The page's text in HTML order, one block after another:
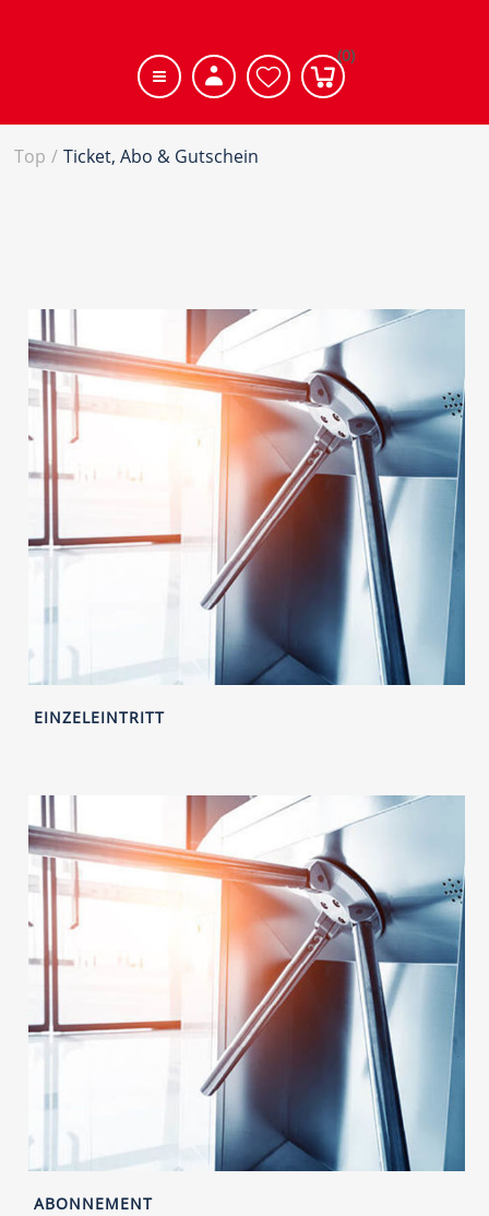
(0)
Top / Ticket, Abo & Gutschein
EINZELEINTRITT
ABONNEMENT